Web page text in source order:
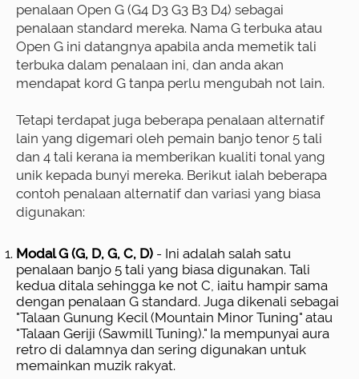
penalaan Open G (G4 D3 G3 B3 D4) sebagai
penalaan standard mereka. Nama G terbuka atau
Open G ini datangnya apabila anda memetik tali
terbuka dalam penalaan ini, dan anda akan
mendapat kord G tanpa perlu mengubah not lain.
Tetapi terdapat juga beberapa penalaan alternatif
lain yang digemari oleh pemain banjo tenor 5 tali
dan 4 tali kerana ia memberikan kualiti tonal yang
unik kepada bunyi mereka. Berikut ialah beberapa
contoh penalaan alternatif dan variasi yang biasa
digunakan:
Modal G (G, D, G, C, D) - Ini adalah salah satu
penalaan banjo 5 tali yang biasa digunakan. Tali
kedua ditala sehingga ke not C, iaitu hampir sama
dengan penalaan G standard. Juga dikenali sebagai
"Talaan Gunung Kecil (Mountain Minor Tuning" atau
"Talaan Geriji (Sawmill Tuning)." Ia mempunyai aura
retro di dalamnya dan sering digunakan untuk
memainkan muzik rakyat.